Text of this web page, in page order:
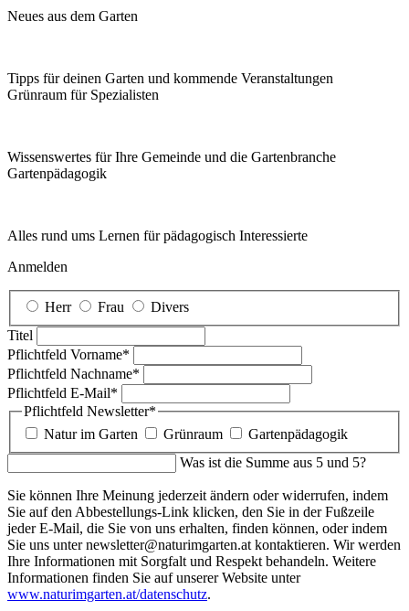
Neues aus dem Garten
Tipps für deinen Garten und kommende Veranstaltungen
Grünraum für Spezialisten
Wissenswertes für Ihre Gemeinde und die Gartenbranche
Garten­pädagogik
Alles rund ums Lernen für pädagogisch Interessierte
Anmelden
Herr Frau
Divers
Titel
Pflichtfeld Vorname*
Pflichtfeld Nachname*
Pflichtfeld E-Mail*
Pflichtfeld Newsletter*
Natur im Garten
Grünraum
Gartenpädagogik
Was ist die Summe aus 5 und 5?
Sie können Ihre Meinung jederzeit ändern oder widerrufen, indem
Sie auf den Abbestellungs-Link klicken, den Sie in der Fußzeile
jeder E-Mail, die Sie von uns erhalten, finden können, oder indem
Sie uns unter newsletter@naturimgarten.at kontaktieren. Wir werden
Ihre Informationen mit Sorgfalt und Respekt behandeln. Weitere
Informationen finden Sie auf unserer Website unter
www.naturimgarten.at/datenschutz.